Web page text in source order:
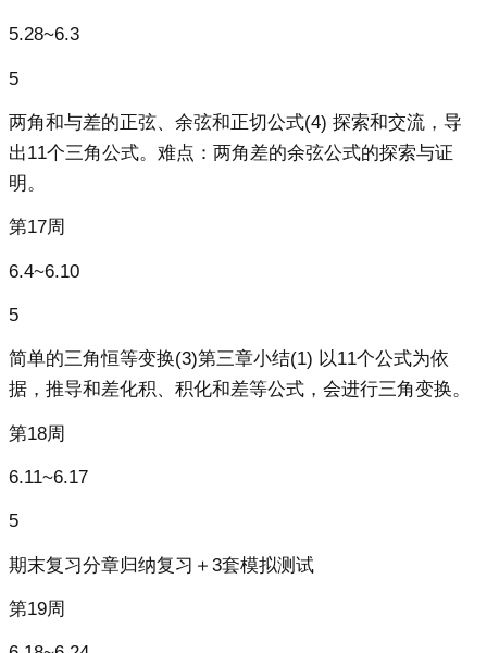
5.28~6.3
5
两角和与差的正弦、余弦和正切公式(4) 探索和交流，导
出11个三角公式。难点：两角差的余弦公式的探索与证
明。
第17周
6.4~6.10
5
简单的三角恒等变换(3)第三章小结(1) 以11个公式为依
据，推导和差化积、积化和差等公式，会进行三角变换。
第18周
6.11~6.17
5
期末复习分章归纳复习＋3套模拟测试
第19周